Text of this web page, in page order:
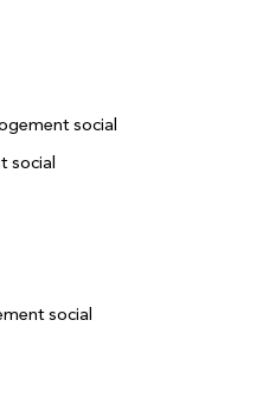
social
social
social